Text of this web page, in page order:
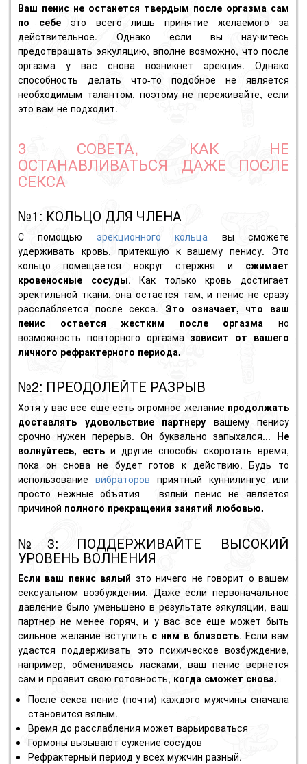
Ваш пенис не останется твердым после оргазма сам
по себеэто всего лишь принятие желаемого за
действительное. Однако если вы научитесь
предотвращать эякуляцию, вполне возможно, что после
оргазма у вас снова возникнет эрекция. Однако
способность делать что-то подобное не является
необходимым талантом, поэтому не переживайте, если
это вам не подходит.
3 СОВЕТА, КАК НЕ
ОСТАНАВЛИВАТЬСЯ ДАЖЕ ПОСЛЕ
СЕКСА
№1: КОЛЬЦО ДЛЯ ЧЛЕНА
С помощью эрекционного кольца вы сможете
удерживать кровь, притекшую к вашему пенису. Это
кольцо помещается вокруг стержня и сжимает
кровеносные сосуды. Как только кровь достигает
эректильной ткани, она остается там, и пенис не сразу
расслабляется после секса. Это означает, что ваш
пенис остается жестким после оргазма но
возможность повторного оргазма зависит от вашего
личного рефрактерного периода.
№2: ПРЕОДОЛЕЙТЕ РАЗРЫВ
Хотя у вас все еще есть огромное желание продолжать
доставлять удовольствие партнеру вашему пенису
срочно нужен перерыв. Он буквально запыхался... Не
волнуйтесь, есть и другие способы скоротать время,
пока он снова не будет готов к действию. Будь то
использование вибраторов приятный куннилингус или
просто нежныеобъятия – вялый пенис не является
причиной полного прекращения занятий любовью.
№3: ПОДДЕРЖИВАЙТЕ ВЫСОКИЙ
УРОВЕНЬ ВОЛНЕНИЯ
Если ваш пенис вялый это ничего не говорит о вашем
сексуальном возбуждении. Даже если первоначальное
давление было уменьшено в результате эякуляции, ваш
партнер не менее горяч, и у вас все еще может быть
сильное желание вступить с ним в близость. Если вам
удастся поддерживать это психическое возбуждение,
например, обмениваясь ласками, ваш пенис вернется
сам и проявит свою готовность, когда сможет снова.
После секса пенис (почти) каждого мужчины сначала
становится вялым.
Время до расслабления может варьироваться
Гормоны вызывают сужение сосудов
Рефрактерный период у всех мужчин разный.